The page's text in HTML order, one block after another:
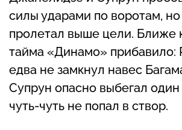
силы ударами по воротам,
пролетал выше цели. Ближе
тайма «Динамо» прибавило:
едва не замкнул навес
Супрун опасно выбегал
чуть-чуть не попал в створ.